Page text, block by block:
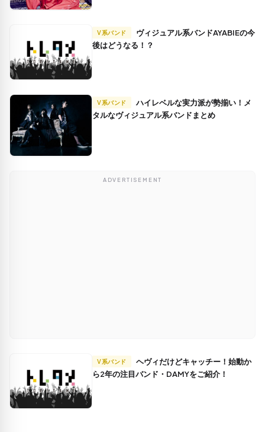
V系バンド
後はどうなる！？
V系バンド
タルなヴィジュアル系バンドまとめ
ADVERTISEMENT
V系バンド
ら2年の注目バンド・DAMYをご紹介！